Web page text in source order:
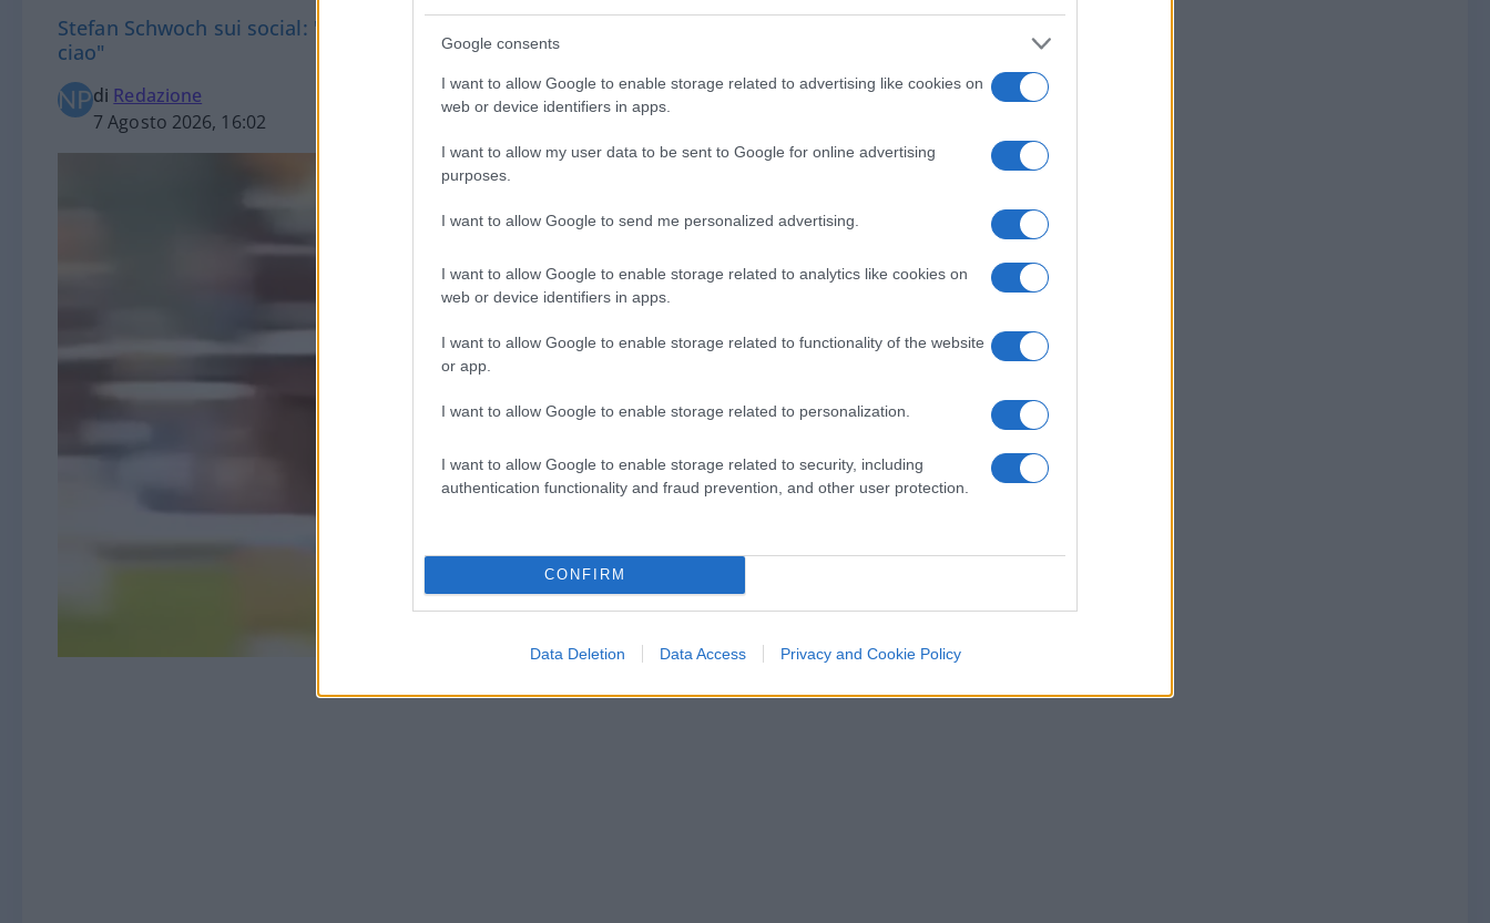
Google consents
I want to allow Google to enable storage related to advertising like cookies on
web or device identifiers in apps.
I want to allow my user data to be sent to Google for online advertising
purposes.
I want to allow Google to send me personalized advertising.
I want to allow Google to enable storage related to analytics like cookies on
web or device identifiers in apps.
I want to allow Google to enable storage related to functionality of the website
or app.
I want to allow Google to enable storage related to personalization.
I want to allow Google to enable storage related to security, including
authentication functionality and fraud prevention, and other user protection.
CONFIRM
Data Deletion Data Access Privacy and Cookie Policy
Stefan Schwoch sui social: "Tutta colpa delle zecche comuniste e dei giudici che cantano bella
ciao"
di Redazione
7 Agosto 2026, 16:02